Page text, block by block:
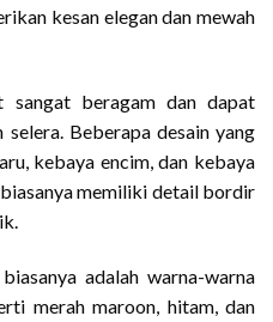
kesan elegan dan mewah
sangat beragam dan dapat
selera. Beberapa desain yang
kebaya encim, dan kebaya
memiliki detail bordir
adalah warna-warna
merah maroon, hitam, dan